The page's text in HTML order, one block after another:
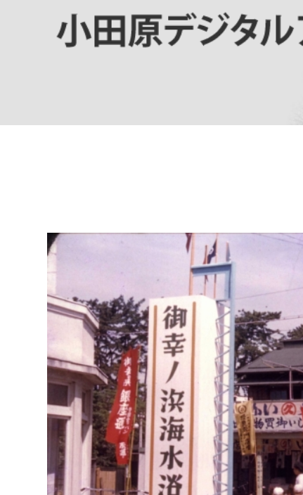
高校生・大学生など
妊産婦
傷病者
事業者
労働者
求職者
外国人
ペット
デジ
戸籍住民課
福祉健康部
福祉政策課
生活援護課
高齢介護課
障がい福祉課
保険課
健康づくり課
子ど
子ど
子ど
保育